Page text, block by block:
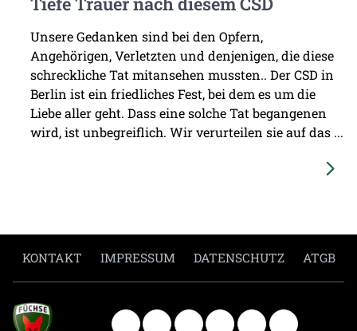
Unsere Gedanken sind bei den Opfern,
Angehörigen, Verletzten und denjenigen, die diese
schreckliche Tat mitansehen mussten.. Der CSD in
Berlin ist ein friedliches Fest, bei dem es um die
Liebe aller geht. Dass eine solche Tat begangenen
wird, ist unbegreiflich. Wir verurteilen sie auf das ...
KONTAKT IMPRESSUM DATENSCHUTZ ATGB